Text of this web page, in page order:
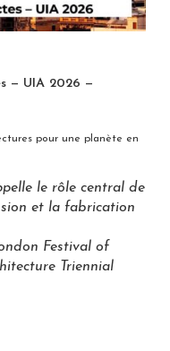
— UIA 2026 —
pour une planète en
le rôle central de
et la fabrication
Festival of
Triennial